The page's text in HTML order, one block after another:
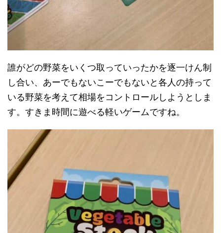
誰がどの野菜をいくつ取っていったかを逐一けん制
し合い、あーでもないこーでもないと各人の持って
いる野菜を考えて相場をコントロールしようとしま
す。すきま時間に遊べる軽いゲームですね。